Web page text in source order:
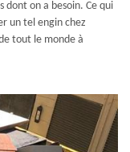
dont on a besoin. Ce qui
un tel engin chez
tout le monde à